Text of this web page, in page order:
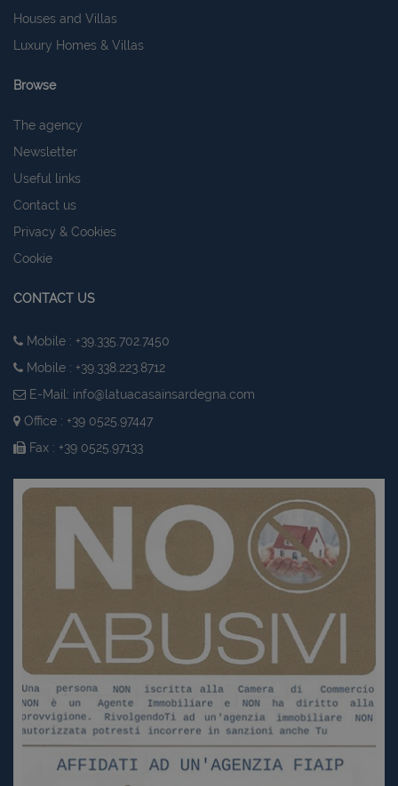
Houses and Villas
Luxury Homes & Villas
Browse
The agency
Newsletter
Useful links
Contact us
Privacy & Cookies
Cookie
CONTACT US
Mobile : +39.335.702.7450
Mobile : +39.338.223.8712
E-Mail: info@latuacasainsardegna.com
Office : +39 0525.97447
Fax : +39 0525.97133